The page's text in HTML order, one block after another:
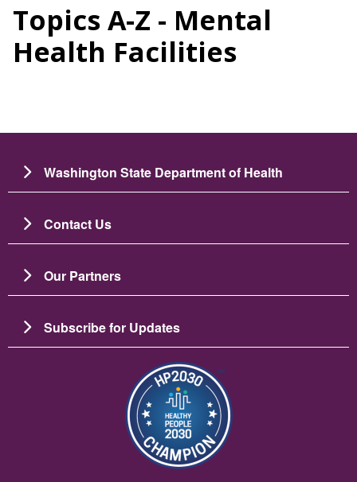
Topics A-Z - Mental
Health Facilities
Washington State Department of Health
Contact Us
Our Partners
Subscribe for Updates
Изображение